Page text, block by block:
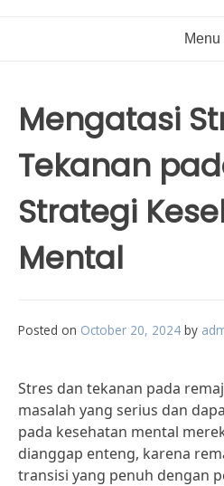
Menu
Mengatasi
Tekanan
Strategi
Mental
Posted on October 20, 2024 by
Stres dan tekanan pada
masalah yang serius dan
pada kesehatan mental
dianggap enteng, karena
transisi yang penuh dengan